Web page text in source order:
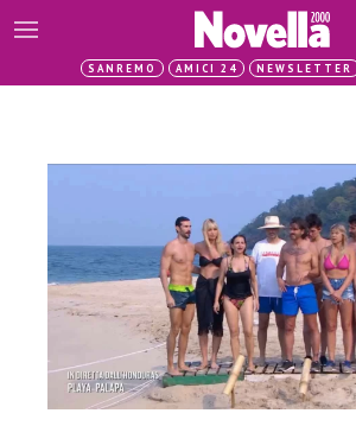
SANREMO AMICI 24 NEWSLETTER